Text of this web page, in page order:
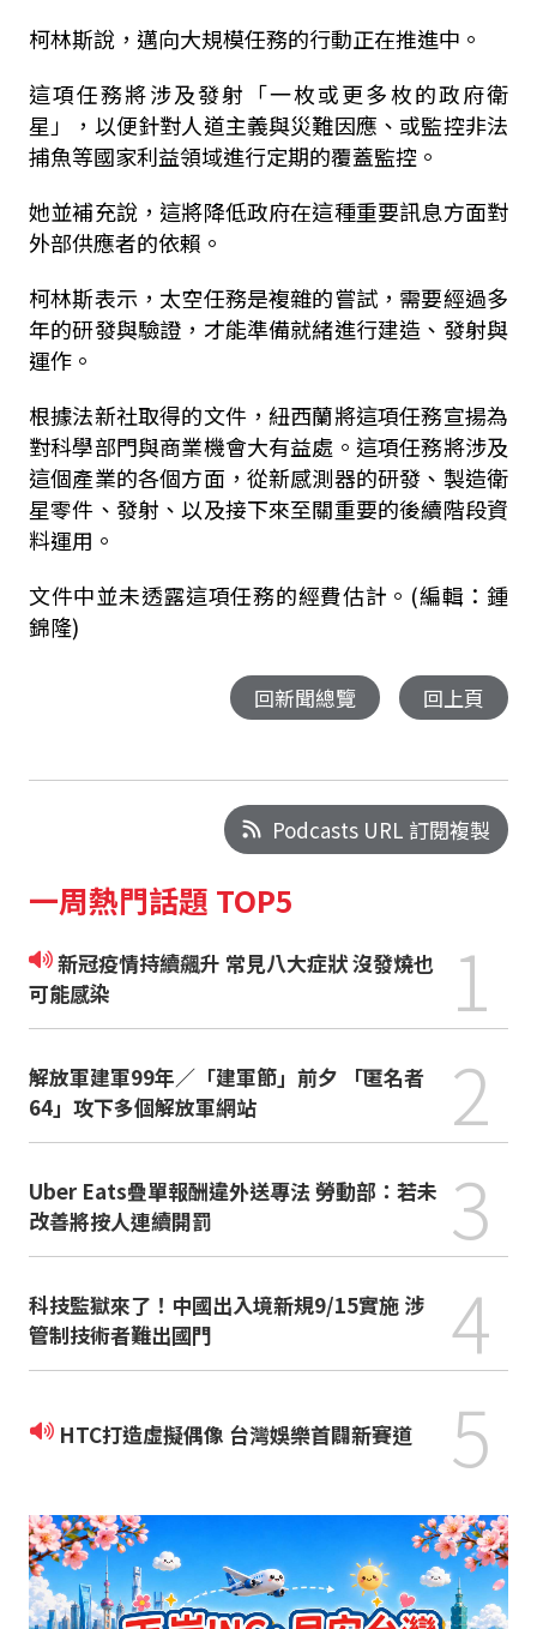
柯林斯說，邁向大規模任務的行動正在推進中。
這項任務將涉及發射「一枚或更多枚的政府衛
星」，以便針對人道主義與災難因應、或監控非法
捕魚等國家利益領域進行定期的覆蓋監控。
她並補充說，這將降低政府在這種重要訊息方面對
外部供應者的依賴。
柯林斯表示，太空任務是複雜的嘗試，需要經過多
年的研發與驗證，才能準備就緒進行建造、發射與
運作。
根據法新社取得的文件，紐西蘭將這項任務宣揚為
對科學部門與商業機會大有益處。這項任務將涉及
這個產業的各個方面，從新感測器的研發、製造衛
星零件、發射、以及接下來至關重要的後續階段資
料運用。
文件中並未透露這項任務的經費估計。(編輯：鍾
錦隆)
回新聞總覽 回上頁
Podcasts URL 訂閱複製
一周熱門話題 TOP5
新冠疫情持續飆升 常見八大症狀 沒發燒也
可能感染
1
解放軍建軍99年／「建軍節」前夕 「匿名者
64」攻下多個解放軍網站
2
Uber Eats疊單報酬違外送專法 勞動部：若未
改善將按人連續開罰
3
科技監獄來了！中國出入境新規9/15實施 涉
管制技術者難出國門
4
HTC打造虛擬偶像 台灣娛樂首闢新賽道 5